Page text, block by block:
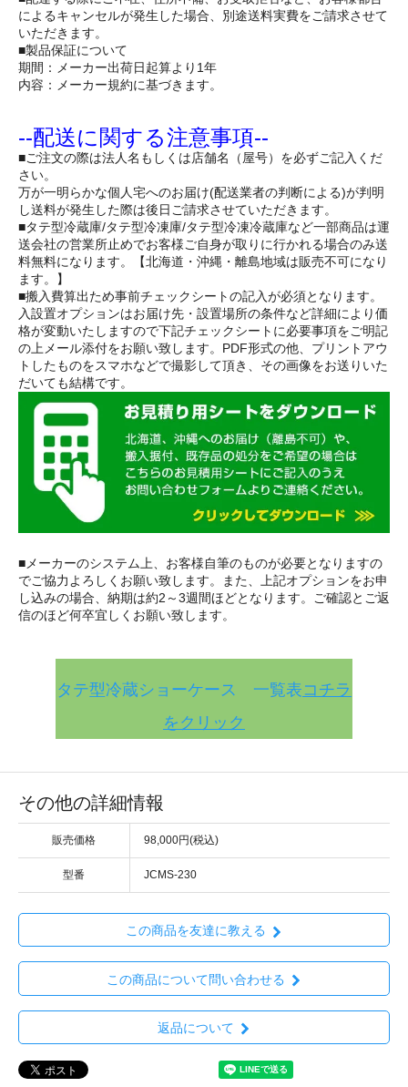
によるキャンセルが発生した場合、別途送料実費をご請求させて
いただきます。
■製品保証について
期間：メーカー出荷日起算より1年
内容：メーカー規約に基づきます。
--配送に関する注意事項--
■ご注文の際は法人名もしくは店舗名（屋号）を必ずご記入くだ
さい。
万が一明らかな個人宅へのお届け(配送業者の判断による)が判明
し送料が発生した際は後日ご請求させていただきます。
■タテ型冷蔵庫/タテ型冷凍庫/タテ型冷凍冷蔵庫など一部商品は運
送会社の営業所止めでお客様ご自身が取りに行かれる場合のみ送
料無料になります。【北海道・沖縄・離島地域は販売不可になり
ます。】
■搬入費算出ため事前チェックシートの記入が必須となります。
入設置オプションはお届け先・設置場所の条件など詳細により価
格が変動いたしますので下記チェックシートに必要事項をご明記
の上メール添付をお願い致します。PDF形式の他、プリントアウ
トしたものをスマホなどで撮影して頂き、その画像をお送りいた
だいても結構です。
■メーカーのシステム上、お客様自筆のものが必要となりますの
でご協力よろしくお願い致します。また、上記オプションをお申
し込みの場合、納期は約2～3週間ほどとなります。ご確認とご返
信のほど何卒宜しくお願い致します。
タテ型冷蔵ショーケース 一覧表 コチラ
をクリック
その他の詳細情報
販売価格 98,000円(税込)
型番 JCMS-230
この商品を友達に教える
この商品について問い合わせる
返品について